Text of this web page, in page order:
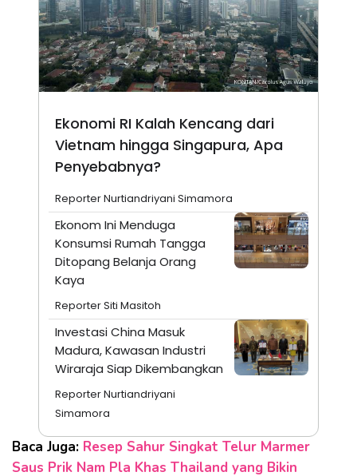
Ekonomi RI Kalah Kencang dari
Vietnam hingga Singapura, Apa
Penyebabnya?
Reporter Nurtiandriyani Simamora
Ekonom Ini Menduga
Konsumsi Rumah Tangga
Ditopang Belanja Orang
Kaya
Reporter Siti Masitoh
Investasi China Masuk
Madura, Kawasan Industri
Wiraraja Siap Dikembangkan
Reporter Nurtiandriyani
Simamora
Baca Juga: Resep Sahur Singkat Telur Marmer
Saus Prik Nam Pla Khas Thailand yang Bikin